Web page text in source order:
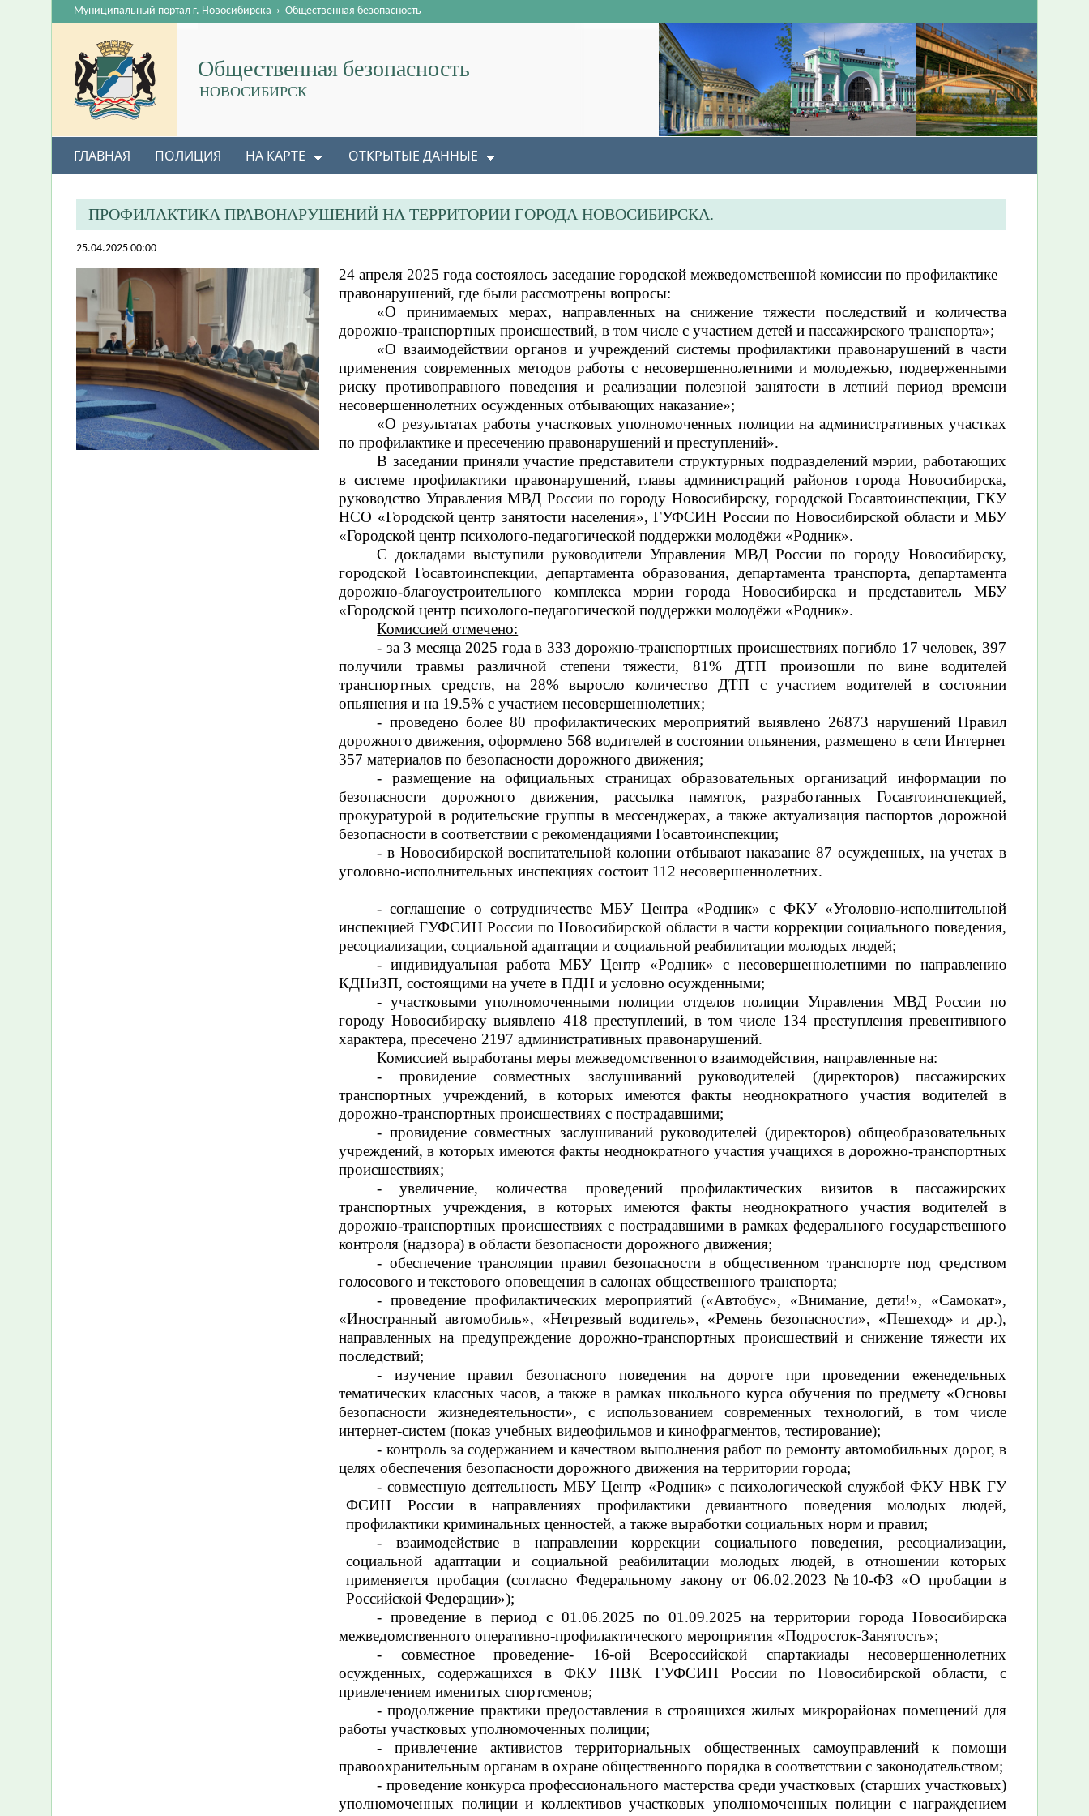
Общественная безопасность
НОВОСИБИРСК
Муниципальный портал г. Новосибирска › Общественная безопасность
ГЛАВНАЯ ПОЛИЦИЯ НА КАРТЕ ОТКРЫТЫЕ ДАННЫЕ
ПРОФИЛАКТИКА ПРАВОНАРУШЕНИЙ НА ТЕРРИТОРИИ ГОРОДА НОВОСИБИРСКА.
25.04.2025 00:00
24 апреля 2025 года состоялось заседание городской межведомственной комиссии по профилактике
правонарушений, где были рассмотрены вопросы:
«О принимаемых мерах, направленных на снижение тяжести последствий и количества
дорожно-транспортных происшествий, в том числе с участием детей и пассажирского транспорта»;
«О взаимодействии органов и учреждений системы профилактики правонарушений в части
применения современных методов работы с несовершеннолетними и молодежью, подверженными
риску противоправного поведения и реализации полезной занятости в летний период времени
несовершеннолетних осужденных отбывающих наказание»;
«О результатах работы участковых уполномоченных полиции на административных участках
по профилактике и пресечению правонарушений и преступлений».
В заседании приняли участие представители структурных подразделений мэрии, работающих
в системе профилактики правонарушений, главы администраций районов города Новосибирска,
руководство Управления МВД России по городу Новосибирску, городской Госавтоинспекции, ГКУ
НСО «Городской центр занятости населения», ГУФСИН России по Новосибирской области и МБУ
«Городской центр психолого-педагогической поддержки молодёжи «Родник».
С докладами выступили руководители Управления МВД России по городу Новосибирску,
городской Госавтоинспекции, департамента образования, департамента транспорта, департамента
дорожно-благоустроительного комплекса мэрии города Новосибирска и представитель МБУ
«Городской центр психолого-педагогической поддержки молодёжи «Родник».
Комиссией отмечено:
- за 3 месяца 2025 года в 333 дорожно-транспортных происшествиях погибло 17 человек, 397
получили травмы различной степени тяжести, 81% ДТП произошли по вине водителей
транспортных средств, на 28% выросло количество ДТП с участием водителей в состоянии
опьянения и на 19.5% с участием несовершеннолетних;
- проведено более 80 профилактических мероприятий выявлено 26873 нарушений Правил
дорожного движения, оформлено 568 водителей в состоянии опьянения, размещено в сети Интернет
357 материалов по безопасности дорожного движения;
- размещение на официальных страницах образовательных организаций информации по
безопасности дорожного движения, рассылка памяток, разработанных Госавтоинспекцией,
прокуратурой в родительские группы в мессенджерах, а также актуализация паспортов дорожной
безопасности в соответствии с рекомендациями Госавтоинспекции;
- в Новосибирской воспитательной колонии отбывают наказание 87 осужденных, на учетах в
уголовно-исполнительных инспекциях состоит 112 несовершеннолетних.
- соглашение о сотрудничестве МБУ Центра «Родник» с ФКУ «Уголовно-исполнительной
инспекцией ГУФСИН России по Новосибирской области в части коррекции социального поведения,
ресоциализации, социальной адаптации и социальной реабилитации молодых людей;
- индивидуальная работа МБУ Центр «Родник» с несовершеннолетними по направлению
КДНиЗП, состоящими на учете в ПДН и условно осужденными;
- участковыми уполномоченными полиции отделов полиции Управления МВД России по
городу Новосибирску выявлено 418 преступлений, в том числе 134 преступления превентивного
характера, пресечено 2197 административных правонарушений.
Комиссией выработаны меры межведомственного взаимодействия, направленные на:
- провидение совместных заслушиваний руководителей (директоров) пассажирских
транспортных учреждений, в которых имеются факты неоднократного участия водителей в
дорожно-транспортных происшествиях с пострадавшими;
- провидение совместных заслушиваний руководителей (директоров) общеобразовательных
учреждений, в которых имеются факты неоднократного участия учащихся в дорожно-транспортных
происшествиях;
- увеличение, количества проведений профилактических визитов в пассажирских
транспортных учреждения, в которых имеются факты неоднократного участия водителей в
дорожно-транспортных происшествиях с пострадавшими в рамках федерального государственного
контроля (надзора) в области безопасности дорожного движения;
- обеспечение трансляции правил безопасности в общественном транспорте под средством
голосового и текстового оповещения в салонах общественного транспорта;
- проведение профилактических мероприятий («Автобус», «Внимание, дети!», «Самокат»,
«Иностранный автомобиль», «Нетрезвый водитель», «Ремень безопасности», «Пешеход» и др.),
направленных на предупреждение дорожно-транспортных происшествий и снижение тяжести их
последствий;
- изучение правил безопасного поведения на дороге при проведении еженедельных
тематических классных часов, а также в рамках школьного курса обучения по предмету «Основы
безопасности жизнедеятельности», с использованием современных технологий, в том числе
интернет-систем (показ учебных видеофильмов и кинофрагментов, тестирование);
- контроль за содержанием и качеством выполнения работ по ремонту автомобильных дорог, в
целях обеспечения безопасности дорожного движения на территории города;
- совместную деятельность МБУ Центр «Родник» с психологической службой ФКУ НВК ГУ
ФСИН России в направлениях профилактики девиантного поведения молодых людей,
профилактики криминальных ценностей, а также выработки социальных норм и правил;
- взаимодействие в направлении коррекции социального поведения, ресоциализации,
социальной адаптации и социальной реабилитации молодых людей, в отношении которых
применяется пробация (согласно Федеральному закону от 06.02.2023 №10-ФЗ «О пробации в
Российской Федерации»);
-проведение в период с 01.06.2025 по 01.09.2025 на территории города Новосибирска
межведомственного оперативно-профилактического мероприятия «Подросток-Занятость»;
- совместное проведение- 16-ой Всероссийской спартакиады несовершеннолетних
осужденных, содержащихся в ФКУ НВК ГУФСИН России по Новосибирской области, с
привлечением именитых спортсменов;
-продолжение практики предоставления в строящихся жилых микрорайонах помещений для
работы участковых уполномоченных полиции;
- привлечение активистов
территориальных общественных самоуправлений
к помощи
правоохранительным органам в охране общественного порядка в соответствии с законодательством;
- проведение конкурса профессионального мастерства среди участковых (старших участковых)
уполномоченных полиции и коллективов участковых уполномоченных полиции с награждением